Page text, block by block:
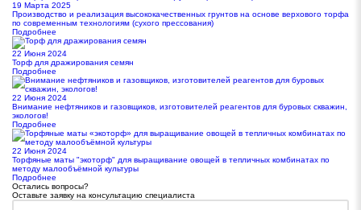
19 Марта 2025
Производство и реализация высококачественных грунтов на основе верхового торфа
по современным технологиям (сухого прессования)
Подробнее
22 Июня 2024
Торф для дражирования семян
Подробнее
22 Июня 2024
Внимание нефтяников и газовщиков, изготовителей реагентов для буровых скважин,
экологов!
Подробнее
22 Июня 2024
Торфяные маты "экоторф" для выращивание овощей в тепличных комбинатах по
методу малообъёмной культуры
Подробнее
Остались вопросы?
Оставьте заявку на консультацию специалиста